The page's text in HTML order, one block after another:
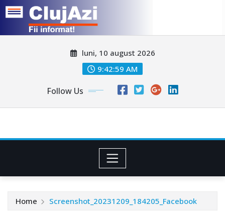
luni, 10 august 2026
9:43:02 AM
Follow Us
Home Screenshot_20231209_184205_Facebook